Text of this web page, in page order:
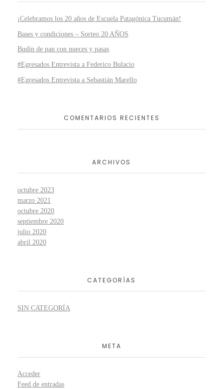
¡Celebramos los 20 años de Escuela Patagónica Tucumán!
Bases y condiciones – Sorteo 20 AÑOS
Budín de pan con nueces y pasas
#Egresados Entrevista a Federico Bulacio
#Egresados Entrevista a Sebastián Marello
COMENTARIOS RECIENTES
ARCHIVOS
octubre 2023
marzo 2021
octubre 2020
septiembre 2020
julio 2020
abril 2020
CATEGORÍAS
SIN CATEGORÍA
META
Acceder
Feed de entradas